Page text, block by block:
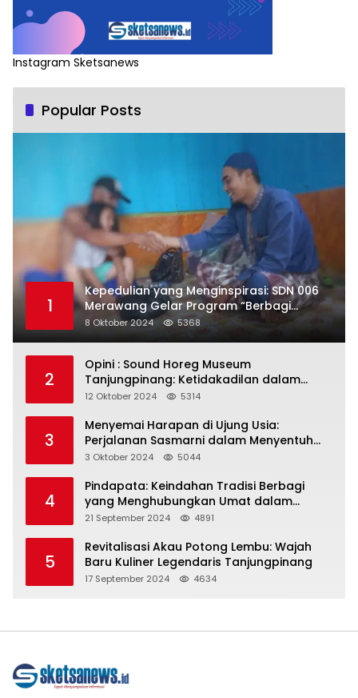
Instagram Sketsanews
Popular Posts
1
Kepedulian yang Menginspirasi: SDN 006
Merawang Gelar Program “Berbagi
Segenggam Beras”
8 Oktober 2024 5368
2
Opini : Sound Horeg Museum
Tanjungpinang: Ketidakadilan dalam
Representasi
12 Oktober 2024 5314
3
Menyemai Harapan di Ujung Usia:
Perjalanan Sasmarni dalam Menyentuh
Hati dan Jiwa
3 Oktober 2024 5044
4
Pindapata: Keindahan Tradisi Berbagi
yang Menghubungkan Umat dalam
Spiritualitas dan Kebersamaan dalam
21 September 2024 4891
5
Revitalisasi Akau Potong Lembu: Wajah
Baru Kuliner Legendaris Tanjungpinang
17 September 2024 4634